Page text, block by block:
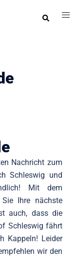
Suche
Nachricht zum
Schleswig und
Mit dem
Ihre nächste
auch, dass die
Schleswig fährt
Kappeln! Leider
wir den